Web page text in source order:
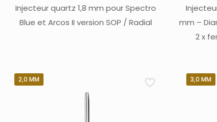
Injecteur quartz 1,8 mm pour Spectro
Blue et Arcos II version SOP / Radial
mm –
2 x
2,0 MM 3,0 MM